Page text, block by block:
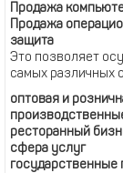
Продажа
Продажа
защита
Это позволяет
самых различных
оптовая и
ресторанный
сфера услуг
государственные